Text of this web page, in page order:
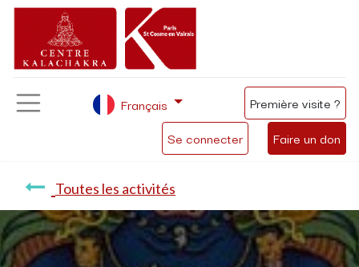
Se connecter Faire un don
Français Première visite ?
Toutes les activités